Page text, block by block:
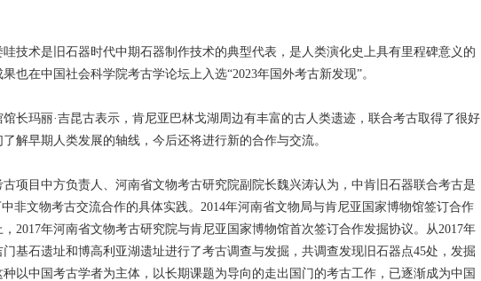
术是旧石器时代中期石器制作技术的典型代表，是人类演化史上具有里程碑意义的
也在中国社会科学院考古学论坛上入选“2023年国外考古新发现”。
玛丽·吉昆古表示，肯尼亚巴林戈湖周边有丰富的古人类遗迹，联合考古取得了很好
解早期人类发展的轴线，今后还将进行新的合作与交流。
目中方负责人、河南省文物考古研究院副院长魏兴涛认为，中肯旧石器联合考古是
非文物考古交流合作的具体实践。2014年河南省文物局与肯尼亚国家博物馆签订合作
2017年河南省文物考古研究院与肯尼亚国家博物馆首次签订合作发掘协议。从2017年
基石遗址和博高利亚湖遗址进行了考古调查与发掘，共调查发现旧石器点45处，发掘
以中国考古学者为主体，以长期课题为导向的走出国门的考古工作，已逐渐成为中国